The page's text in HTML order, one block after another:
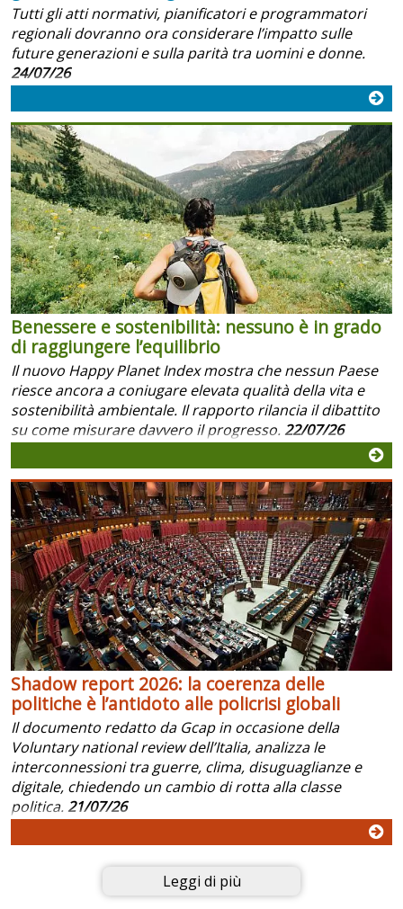
Tutti gli atti normativi, pianificatori e programmatori
regionali dovranno ora considerare l’impatto sulle
future generazioni e sulla parità tra uomini e donne.
24/07/26
Benessere e sostenibilità: nessuno è in grado
di raggiungere l’equilibrio
Il nuovo Happy Planet Index mostra che nessun Paese
riesce ancora a coniugare elevata qualità della vita e
sostenibilità ambientale. Il rapporto rilancia il dibattito
su come misurare davvero il progresso.22/07/26
Shadow report 2026: la coerenza delle
politiche è l’antidoto alle policrisi globali
Il documento redatto da Gcap in occasione della
Voluntary national review dell’Italia, analizza le
interconnessioni tra guerre, clima, disuguaglianze e
digitale, chiedendo un cambio di rotta alla classe
politica.21/07/26
Leggi di più